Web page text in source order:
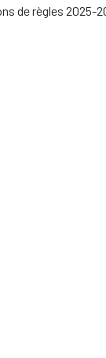
de règles 2025-